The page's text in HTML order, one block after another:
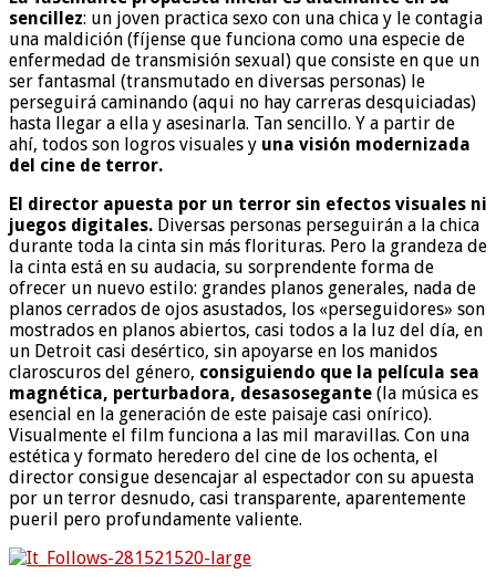
sencillez: un joven practica sexo con una chica y le contagia
una maldición (fíjense que funciona como una especie de
enfermedad de transmisión sexual) que consiste en que un
ser fantasmal (transmutado en diversas personas) le
perseguirá caminando (aqui no hay carreras desquiciadas)
hasta llegar a ella y asesinarla. Tan sencillo. Y a partir de
ahí, todos son logros visuales y una visión modernizada
del cine de terror.
El director apuesta por un terror sin efectos visuales ni
juegos digitales. Diversas personas perseguirán a la chica
durante toda la cinta sin más florituras. Pero la grandeza de
la cinta está en su audacia, su sorprendente forma de
ofrecer un nuevo estilo: grandes planos generales, nada de
planos cerrados de ojos asustados, los «perseguidores» son
mostrados en planos abiertos, casi todos a la luz del día, en
un Detroit casi desértico, sin apoyarse en los manidos
claroscuros del género, consiguiendo que la película sea
magnética, perturbadora, desasosegante (la música es
esencial en la generación de este paisaje casi onírico).
Visualmente el film funciona a las mil maravillas. Con una
estética y formato heredero del cine de los ochenta, el
director consigue desencajar al espectador con su apuesta
por un terror desnudo, casi transparente, aparentemente
pueril pero profundamente valiente.